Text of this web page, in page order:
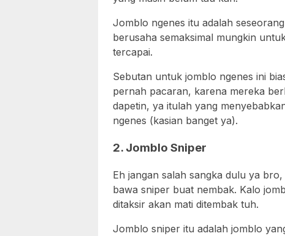
Jomblo ngenes itu adalah
berusaha semaksimal mungkin
tercapai.
Sebutan untuk jomblo ngenes ini
pernah pacaran, karena mereka
dapetin, ya itulah yang
ngenes (kasian banget ya).
2. Jomblo Sniper
Eh jangan salah sangka dulu ya
bawa sniper buat nembak. Kalo
ditaksir akan mati ditembak tuh.
Jomblo sniper itu adalah jomblo